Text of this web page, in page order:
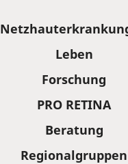
Leben
Forschung
PRO RETINA
Beratung
Regionalgruppen